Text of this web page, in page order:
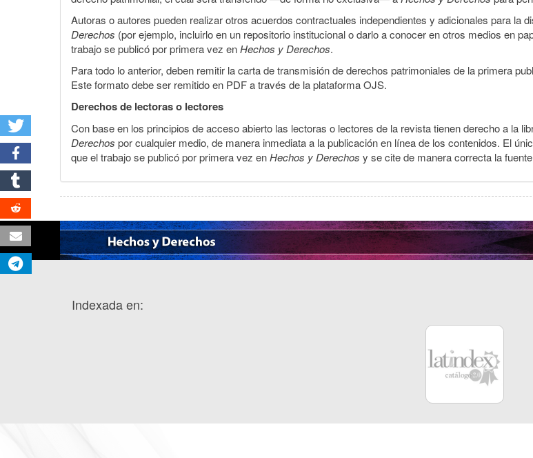
Autoras o autores pueden realizar otros acuerdos contractuales independientes y adicionales para la
Derechos (por ejemplo, incluirlo en un repositorio institucional o darlo a conocer en otros medios en
trabajo se publicó por primera vez enHechos y Derechos.
Para todo lo anterior, deben remitir la carta de transmisión de derechos patrimoniales de la primera
Este formato debe ser remitido en PDF a través de la plataforma OJS.
Derechos de lectoras o lectores
Con base en los principios de acceso abierto las lectoras o lectores de la revista tienen derecho a la
Derechos por cualquier medio, de manera inmediata a la publicación en línea de los contenidos. El
que el trabajo se publicó por primera vez enHechos y Derechos y se cite de manera correcta la
Indexada en: